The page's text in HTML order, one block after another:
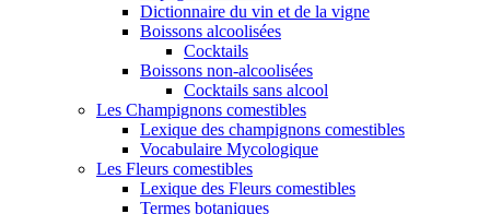
Dictionnaire du vin et de la vigne
Boissons alcoolisées
Cocktails
Boissons non-alcoolisées
Cocktails sans alcool
Les Champignons comestibles
Lexique des champignons comestibles
Vocabulaire Mycologique
Les Fleurs comestibles
Lexique des Fleurs comestibles
Termes botaniques